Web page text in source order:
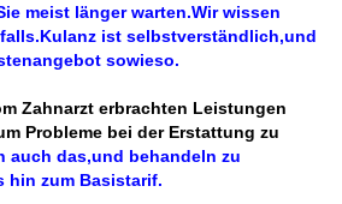
meist länger warten.Wir wissen
ist selbstverständlich,und
sowieso.
Zahnarzt erbrachten Leistungen
Probleme bei der Erstattung zu
auch das,und behandeln zu
hin zum Basistarif.